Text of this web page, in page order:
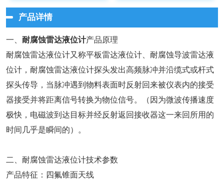
产品详情
一、 耐腐蚀雷达液位计产品原理
耐腐蚀雷达液位计又称平板雷达液位计、耐腐蚀导波雷达液
位计，耐腐蚀雷达液位计探头发出高频脉冲并沿缆式或杆式
探头传导，当脉冲遇到物料表面时反射回来被仪表内的接受
器接受并将距离信号转换为物位信号。（因为微波传播速度
极快，电磁波到达目标并经反射返回接收器这一来回所用的
时间几乎是瞬间的）。
二、耐腐蚀雷达液位计技术参数
产品特征：四氟锥面天线